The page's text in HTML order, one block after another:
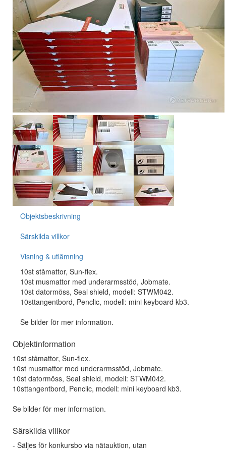
Objektsbeskrivning
Särskilda villkor
Visning & utlämning
10st ståmattor, Sun-flex.
10st musmattor med underarmsstöd, Jobmate.
10st datormöss, Seal shield, modell: STWM042.
10sttangentbord, Penclic, modell: mini keyboard kb3.
Se bilder för mer information.
Objektinformation
10st ståmattor, Sun-flex.
10st musmattor med underarmsstöd, Jobmate.
10st datormöss, Seal shield, modell: STWM042.
10sttangentbord, Penclic, modell: mini keyboard kb3.
Se bilder för mer information.
Särskilda villkor
- Säljes för konkursbo via nätauktion, utan